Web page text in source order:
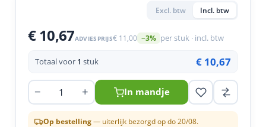
Excl. btw Incl. btw
€ 10,67ADVIESPRIJS€ 11,00 −3% per stuk · incl. btw
Totaal voor 1 stuk € 10,67
− + In mandje
Op bestelling— uiterlijk bezorgd op do 20/08.